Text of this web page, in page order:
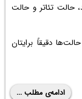
حالت تئاتر و حالت
دقیقاً برایتان
ادامه‌ی مطلب ...